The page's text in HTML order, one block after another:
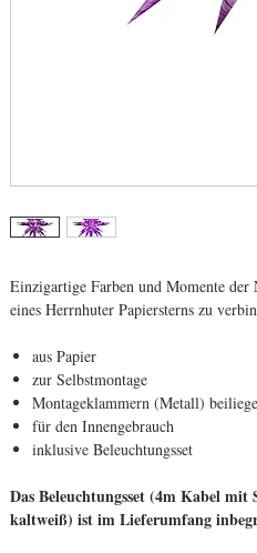
Einzigartige Farben und Momente
eines Herrnhuter Papiersterns zu
aus Papier
zur Selbstmontage
Montageklammern (Metall)
für den Innengebrauch
inklusive Beleuchtungsset
Das Beleuchtungsset (4m Kabel
kaltweiß) ist im Lieferumfang